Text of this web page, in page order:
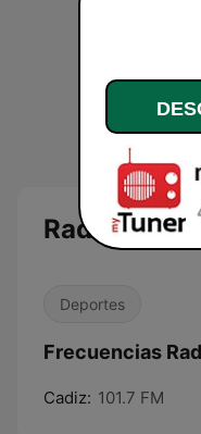
Radio
Deportes
Frecuencias
Cadiz: 101.7 FM